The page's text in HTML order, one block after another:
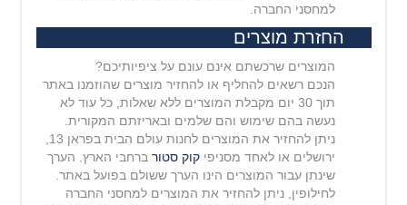
למחסני החברה.
החזרת מוצרים
המוצרים שרכשתם אינם עונם על ציפיותיכם?
הנכם רשאים להחליף או להחזיר מוצרים שהוזמנו באתר
תוך 30 יום מקבלת המוצרים ללא שאלות, כל עוד לא
נעשה בהם שימוש והם שלמים ובאריזתם המקורית.
ניתן להחזיר את המוצרים לחנות עולם הבית בפראן 13,
ירושלים או לאחד מסניפיקוק סטור ברחבי הארץ. הערך
שינתן עבור המוצרים הינו הערך ששולם בפועל באתר.
לחילופין, ניתן להחזיר את המוצרים למחסני החברה